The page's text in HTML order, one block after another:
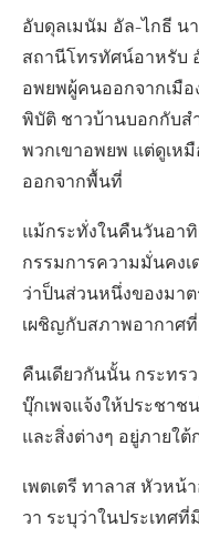
อับดุลเมนัม อัล-ไกธี น
สถานีโทรทัศน์อาหรับ
อพยพผู้คนออกจากเมือ
พิบัติ ชาวบ้านบอกกับส
พวกเขาอพยพ แต่ดูเห
ออกจากพื้นที่
แม้กระทั่งในคืนวันอา
กรรมการความมั่นคงเ
ว่าป็นส่วนหนึ่งของมา
เผชิญกับสภาพอากาศ
คืนเดียวกันนั้น กระทร
บุ๊กเพจแจ้งให้ประชาช
และสิ่งต่างๆ อยู่ภายใต้
เพตเตรี ทาลาส หัวหน้
วา ระบุว่าในประเทศ